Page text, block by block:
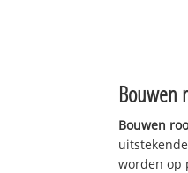
Bouwen
Bouwen
worden op